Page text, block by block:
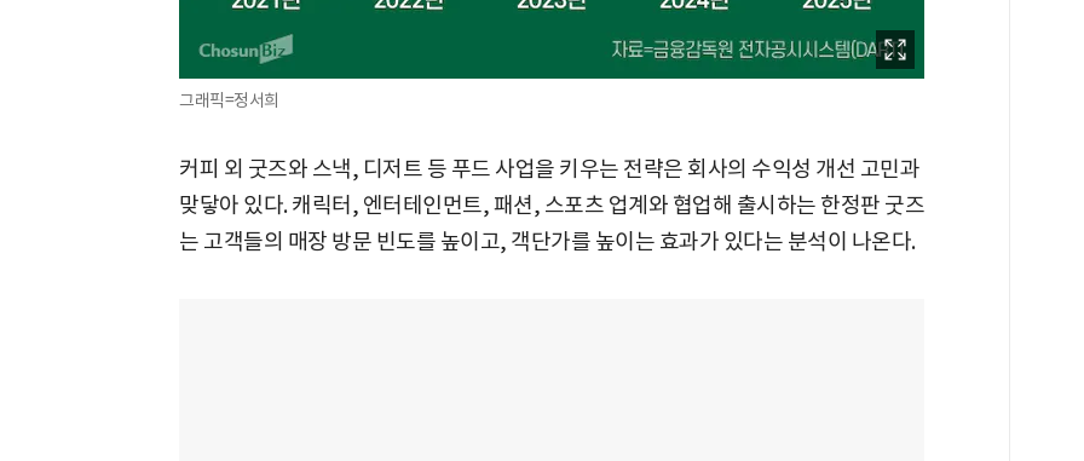
그래픽=정서희
커피 외 굿즈와 스낵, 디저트 등 푸드 사업을 키우는 전략은 회사의 수익성 개선 고민과
맞닿아 있다. 캐릭터, 엔터테인먼트, 패션, 스포츠 업계와 협업해 출시하는 한정판 굿즈
는 고객들의 매장 방문 빈도를 높이고, 객단가를 높이는 효과가 있다는 분석이 나온다.